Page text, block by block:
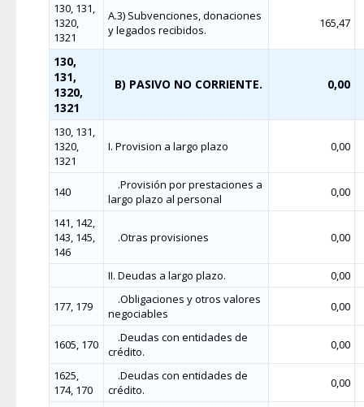
130, 131,
1320,
1321
A.3) Subvenciones, donaciones
y legados recibidos.
165,47
130,
131,
1320,
1321
B) PASIVO NO CORRIENTE. 0,00
130, 131,
1320,
1321
I. Provision a largo plazo 0,00
140
.Provisión por prestaciones a
largo plazo al personal
0,00
141, 142,
143, 145,
146
.Otras provisiones 0,00
II. Deudas a largo plazo. 0,00
177, 179
.Obligaciones y otros valores
negociables
0,00
1605, 170
.Deudas con entidades de
crédito.
0,00
1625,
174, 170
.Deudas con entidades de
crédito.
0,00